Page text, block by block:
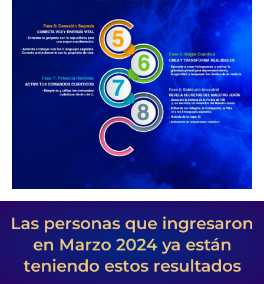
Las personas que ingresaron
en Marzo 2024 ya están
teniendo estos resultados